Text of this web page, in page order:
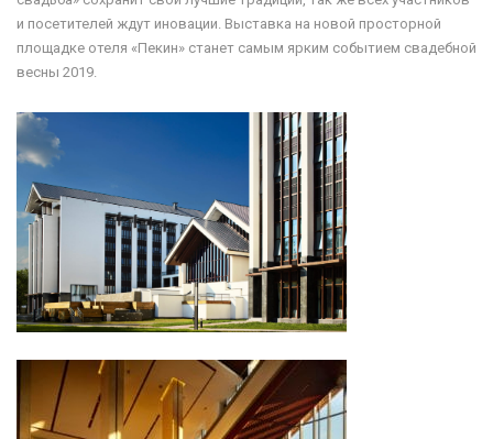
и посетителей ждут иновации. Выставка на новой просторной
площадке отеля «Пекин» станет самым ярким событием свадебной
весны 2019.